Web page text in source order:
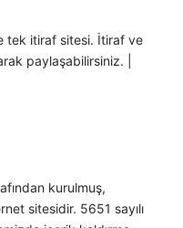
tek itiraf sitesi. İtiraf ve
paylaşabilirsiniz. |
kurulmuş,
sitesidir. 5651 sayılı